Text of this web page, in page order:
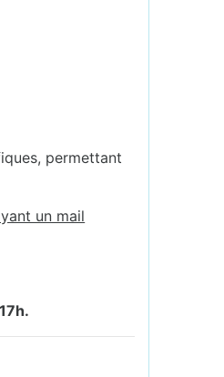
permettant
un mail